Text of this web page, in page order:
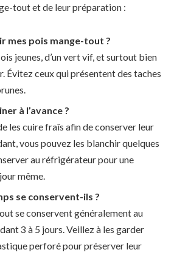
tout et de leur préparation :
mes pois mange-tout ?
jeunes, d’un vert vif, et surtout bien
Évitez ceux qui présentent des taches
à l’avance ?
les cuire fraîs afin de conserver leur
vous pouvez les blanchir quelques
au réfrigérateur pour une
même.
se conservent-ils ?
se conservent généralement au
3 à 5 jours. Veillez à les garder
perforé pour préserver leur